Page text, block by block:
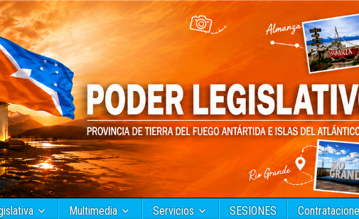
Multimedia Servicios SESIONES